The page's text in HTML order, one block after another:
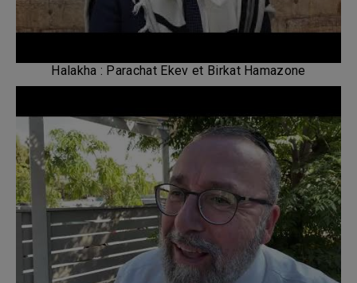
Halakha : Parachat Ekev et Birkat Hamazone